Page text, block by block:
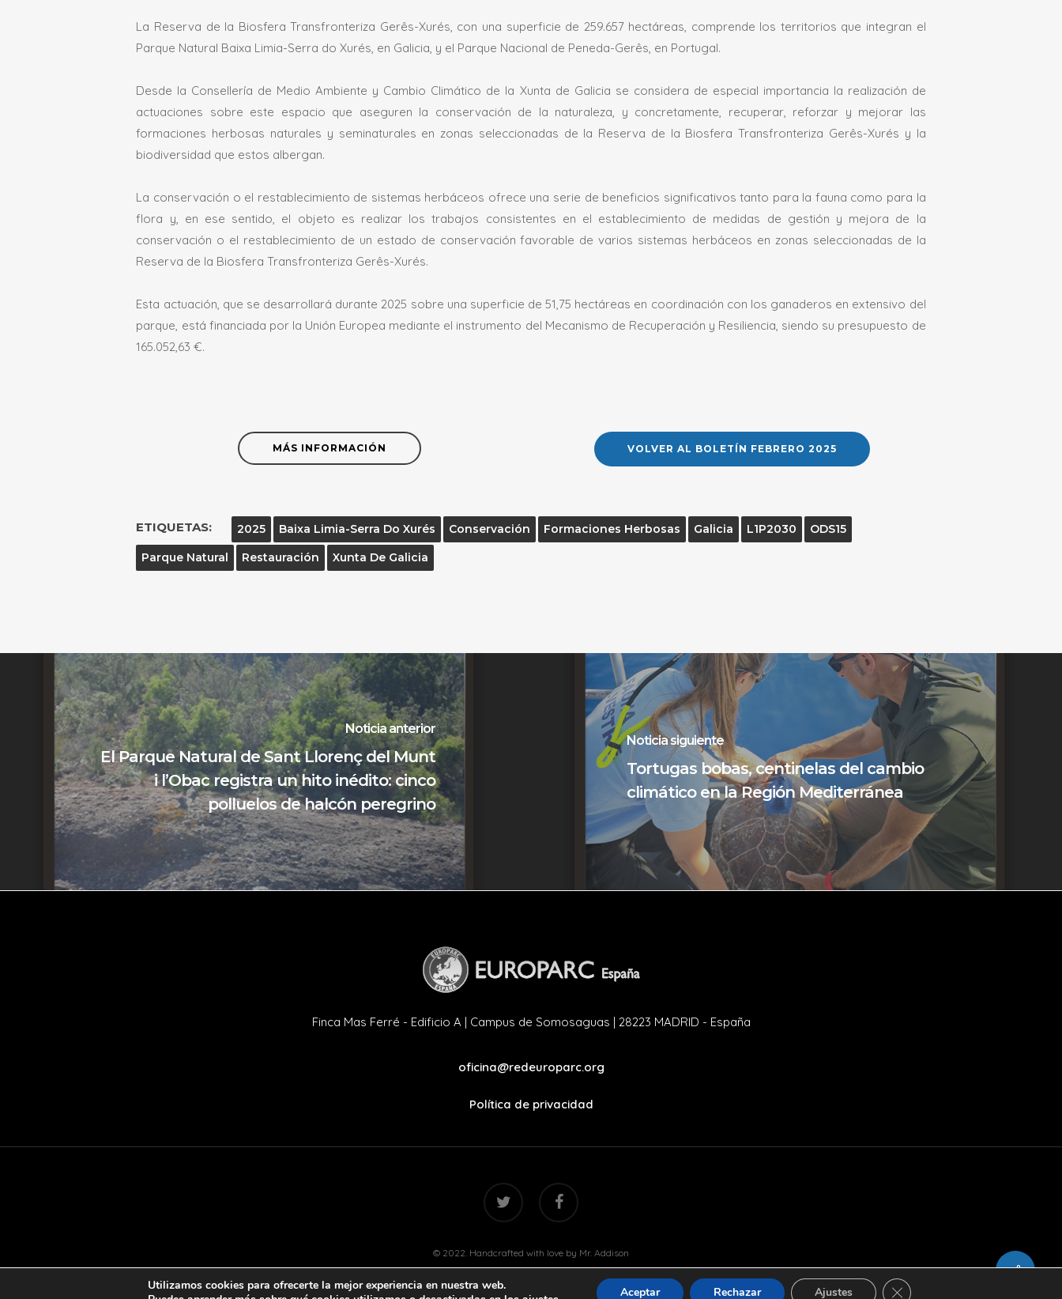
La Reserva de la Biosfera Transfronteriza Gerês-Xurés, con una superficie de 259.657 hectáreas, comprende los territorios que integran el
Parque Natural Baixa Limia-Serra do Xurés, en Galicia, y el Parque Nacional de Peneda-Gerês, en Portugal.
Desde la Consellería de Medio Ambiente y Cambio Climático de la Xunta de Galicia se considera de especial importancia la realización de
actuaciones sobre este espacio que aseguren la conservación de la naturaleza, y concretamente, recuperar, reforzar y mejorar las
formaciones herbosas naturales y seminaturales en zonas seleccionadas de la Reserva de la Biosfera Transfronteriza Gerês-Xurés y la
biodiversidad que estos albergan.
La conservación o el restablecimiento de sistemas herbáceos ofrece una serie de beneficios significativos tanto para la fauna como para la
flora y, en ese sentido, el objeto es realizar los trabajos consistentes en el establecimiento de medidas de gestión y mejora de la
conservación o el restablecimiento de un estado de conservación favorable de varios sistemas herbáceos en zonas seleccionadas de la
Reserva de la Biosfera Transfronteriza Gerês-Xurés.
Esta actuación, que se desarrollará durante 2025 sobre una superficie de 51,75 hectáreas en coordinación con los ganaderos en extensivo del
parque, está financiada por la Unión Europea mediante el instrumento del Mecanismo de Recuperación y Resiliencia, siendo su presupuesto de
165.052,63 €.
MÁS INFORMACIÓN VOLVER AL BOLETÍN FEBRERO 2025
ETIQUETAS: 2025 Baixa Limia-Serra Do Xurés Conservación Formaciones Herbosas Galicia L1P2030
ODS15
Parque Natural
Restauración Xunta De Galicia
Noticia anterior
El Parque Natural de Sant Llorenç del Munt
i l’Obac registra un hito inédito: cinco
polluelos de halcón peregrino
Noticia siguiente
Tortugas bobas, centinelas del cambio
climático en la Región Mediterránea
Finca Mas Ferré - Edificio A | Campus de Somosaguas | 28223 MADRID - España
oficina@redeuroparc.org
Política de privacidad
twitter facebook
© 2022. Handcrafted with love by Mr. Addison
Utilizamos cookies para ofrecerte la mejor experiencia en nuestra web.
Aceptar Rechazar Ajustes Cerrar el banner de cookies